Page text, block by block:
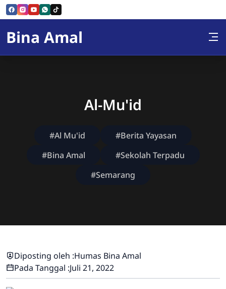
Skip to Content
Bina Amal
Al-Mu'id
#Al Mu'id
#Berita Yayasan
#Bina Amal
#Sekolah Terpadu
#Semarang
Diposting oleh :Humas Bina Amal
Pada Tanggal :Juli 21, 2022